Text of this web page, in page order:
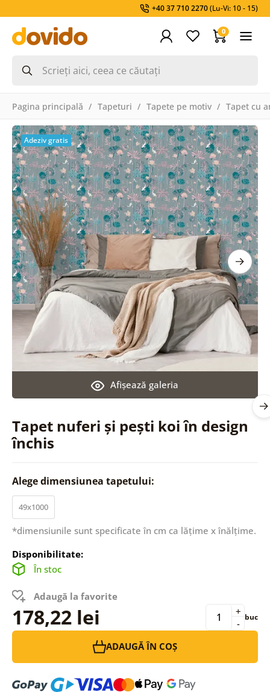
+40 37 710 2270(Lu-Vi: 10 - 15)
0
Pagina principală Tapeturi Tapete pe motiv Tapet cu
Tapet nuferi și pești koi în design
închis
Afişează galeria
Adeziv gratis
Alege dimensiunea tapetului:
49x1000
*dimensiunile sunt specificate în cm ca lățime x înălțime.
Disponibilitate:
În stoc
Adaugă la favorite
178,22 lei -
+ buc
ADAUGĂ ÎN COȘ